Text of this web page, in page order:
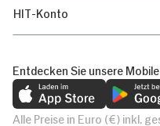
HIT-Konto
Entdecken Sie unsere
Alle Preise in Euro (€) inkl.